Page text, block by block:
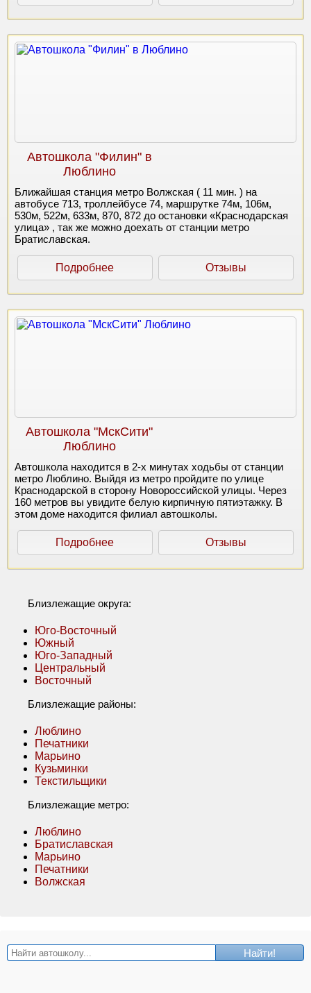
Автошкола "Филин" в
Люблино
Ближайшая станция метро Волжская ( 11 мин. ) на
автобусе 713, троллейбусе 74, маршрутке 74м, 106м,
530м, 522м, 633м, 870, 872 до остановки «Краснодарская
улица» , так же можно доехать от станции метро
Братиславская.
Подробнее Отзывы
Автошкола "МскСити"
Люблино
Автошкола находится в 2-х минутах ходьбы от станции
метро Люблино. Выйдя из метро пройдите по улице
Краснодарской в сторону Новороссийской улицы. Через
160 метров вы увидите белую кирпичную пятиэтажку. В
этом доме находится филиал автошколы.
Подробнее Отзывы
Близлежащие округа:
Юго-Восточный
Южный
Юго-Западный
Центральный
Восточный
Близлежащие районы:
Люблино
Печатники
Марьино
Кузьминки
Текстильщики
Близлежащие метро:
Люблино
Братиславская
Марьино
Печатники
Волжская
Найти!